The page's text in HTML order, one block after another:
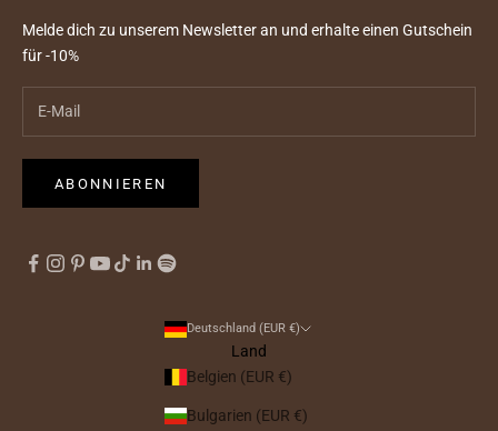
Melde dich zu unserem Newsletter an und erhalte einen Gutschein
für -10%
ABONNIEREN
Deutschland (EUR €)
Land
Belgien (EUR €)
Bulgarien (EUR €)